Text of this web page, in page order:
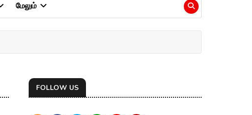
மேலும்
FOLLOW US